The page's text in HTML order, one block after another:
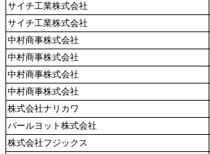
サイチ工業株式会社
サイチ工業株式会社
中村商事株式会社
中村商事株式会社
中村商事株式会社
中村商事株式会社
株式会社ナリカワ
パールヨット株式会社
株式会社フジックス